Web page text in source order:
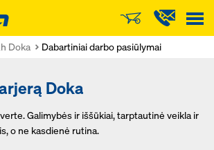
Doka Dabartiniai darbo pasiūlymai
Doka
Galimybės ir iššūkiai, tarptautinė veikla ir
o ne kasdienė rutina.